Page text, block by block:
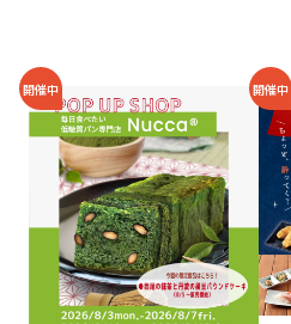
開催中 開催中